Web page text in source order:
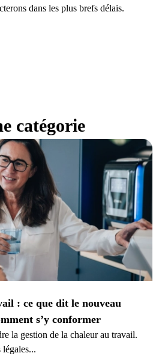
dans les plus brefs délais.
catégorie
: ce que dit le nouveau
s’y conformer
la gestion de la chaleur au travail.